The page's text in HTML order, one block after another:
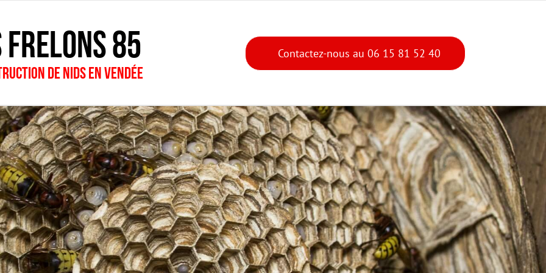
Contactez-nous au 06 15 81 52 40